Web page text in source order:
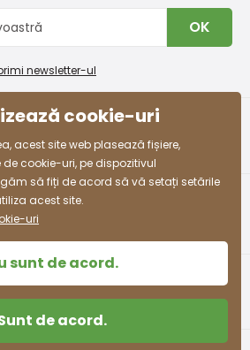
gratuită
OK
newsletter-ul
cookie-uri
acest site web plasează fișiere,
cookie-uri, pe dispozitivul
să fiți de acord să vă setați setările
acest site.
uri
sunt de acord.
de acord.